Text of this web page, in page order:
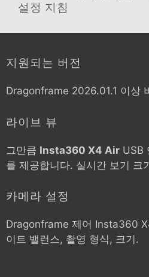
설정 지침
지원되는 버전
Dragonframe 2026.01.1 이상
라이브 뷰
그만큼 Insta360 X4 Air USB
를 제공합니다. 실시간 보기
카메라 설정
Dragonframe 제어 Insta360
이트 밸런스, 촬영 형식, 크기.